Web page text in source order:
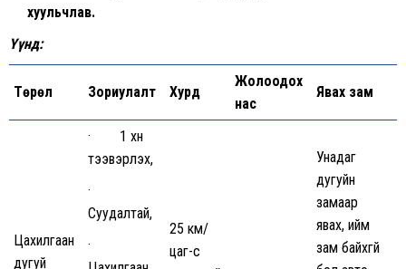
хуульчлав.
Үүнд:
Төрөл Зориулалт Хурд
Жолоодох
нас
Явах зам
Цахилгаан
дугуй
· 1 хүн
тээвэрлэх,
·
Суудалтай,
·
25 км/
цаг-с
Унадаг
дугуйн
замаар
явах, ийм
зам байхгүй